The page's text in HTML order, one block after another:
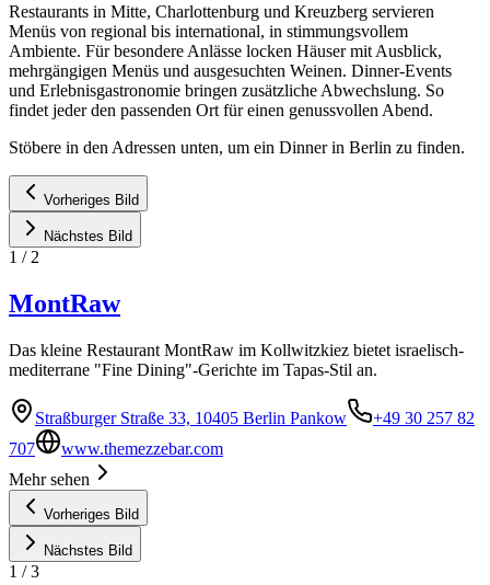
Restaurants in Mitte, Charlottenburg und Kreuzberg servieren
Menüs von regional bis international, in stimmungsvollem
Ambiente. Für besondere Anlässe locken Häuser mit Ausblick,
mehrgängigen Menüs und ausgesuchten Weinen. Dinner-Events
und Erlebnisgastronomie bringen zusätzliche Abwechslung. So
findet jeder den passenden Ort für einen genussvollen Abend.
Stöbere in den Adressen unten, um ein Dinner in Berlin zu finden.
Vorheriges Bild
Nächstes Bild
1 / 2
MontRaw
Das kleine Restaurant MontRaw im Kollwitzkiez bietet israelisch-
mediterrane "Fine Dining"-Gerichte im Tapas-Stil an.
Straßburger Straße 33, 10405 Berlin Pankow
+49 30 257 82
707
www.themezzebar.com
Mehr sehen
Vorheriges Bild
Nächstes Bild
1 /3